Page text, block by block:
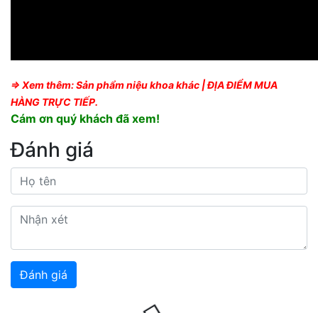
⇒ Xem thêm:Sản phẩm niệu khoa khác |ĐỊA ĐIỂM MUA
HÀNG TRỰC TIẾP.
Cám ơn quý khách đã xem!
Đánh giá